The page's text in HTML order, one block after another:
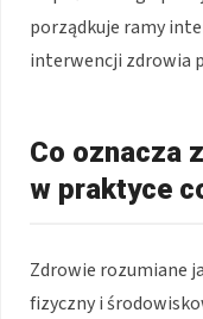
porządkuje ramy
interwencji zdrowia
Co oznacza
w praktyce
Zdrowie rozumiane
fizyczny i